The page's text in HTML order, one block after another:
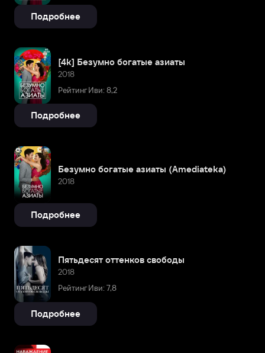
Подробнее
[4k] Безумно богатые азиаты
2018
Рейтинг Иви: 8,2
Подробнее
Безумно богатые азиаты (Amediateka)
2018
Подробнее
Пятьдесят оттенков свободы
2018
Рейтинг Иви: 7,8
Подробнее